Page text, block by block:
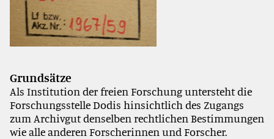
Grundsätze
Als Institution der freien Forschung untersteht die
Forschungsstelle Dodis hinsichtlich des Zugangs
zum Archivgut denselben rechtlichen Bestimmungen
wie alle anderen Forscherinnen und Forscher.